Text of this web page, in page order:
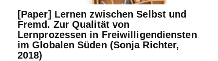
[Paper] Lernen zwischen Selbst und
Fremd. Zur Qualität von
Lernprozessen in Freiwilligendiensten
im Globalen Süden (Sonja Richter,
2018)